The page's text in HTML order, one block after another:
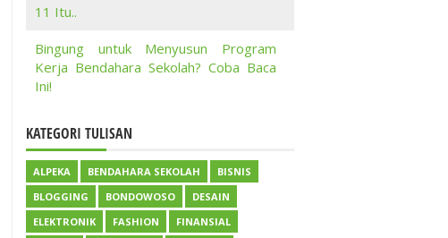
11 Itu..
Bingung untuk Menyusun Program
Kerja Bendahara Sekolah? Coba Baca
Ini!
KATEGORI TULISAN
ALPEKA BENDAHARA SEKOLAH
BISNIS
BLOGGING
BONDOWOSO
DESAIN
ELEKTRONIK
FASHION
FINANSIAL